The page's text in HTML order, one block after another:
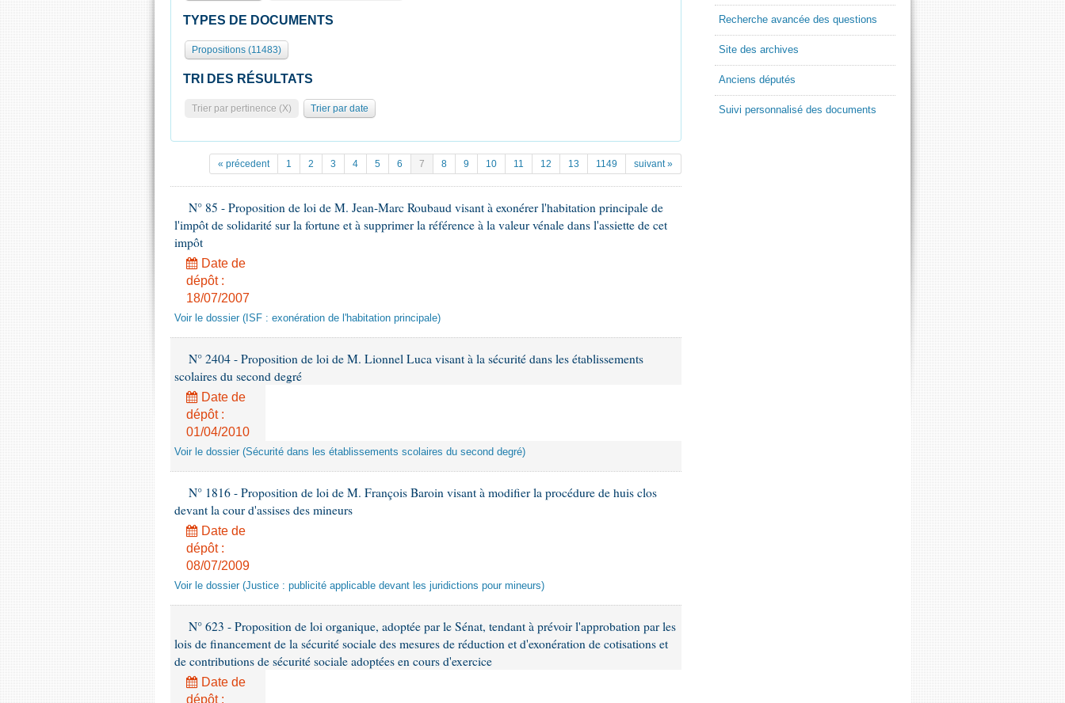
TYPES DE DOCUMENTS
Propositions (11483)
TRI DES RÉSULTATS
Trier par pertinence (X) Trier par date
« précedent 1 2 3 4 5 6 7 8 9 10 11 12 13 1149 suivant »
N° 85 - Proposition de loi de M. Jean-Marc Roubaud visant à exonérer l'habitation principale de
l'impôt de solidarité sur la fortune et à supprimer la référence à la valeur vénale dans l'assiette de cet
impôt
Date de
dépôt :
18/07/2007
Voir le dossier (ISF : exonération de l'habitation principale)
N° 2404 - Proposition de loi de M. Lionnel Luca visant à la sécurité dans les établissements
scolaires du second degré
Date de
dépôt :
01/04/2010
Voir le dossier (Sécurité dans les établissements scolaires du second degré)
N° 1816 - Proposition de loi de M. François Baroin visant à modifier la procédure de huis clos
devant la cour d'assises des mineurs
Date de
dépôt :
08/07/2009
Voir le dossier (Justice : publicité applicable devant les juridictions pour mineurs)
N° 623 - Proposition de loi organique, adoptée par le Sénat, tendant à prévoir l'approbation par les
lois de financement de la sécurité sociale des mesures de réduction et d'exonération de cotisations et
de contributions de sécurité sociale adoptées en cours d'exercice
Date de
dépôt :
Recherche avancée des questions
Site des archives
Anciens députés
Suivi personnalisé des documents